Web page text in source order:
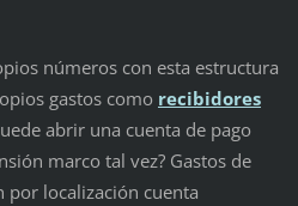
números con esta estructura
gastos como recibidores
abrir una cuenta de pago
marco tal vez? Gastos de
por localización cuenta